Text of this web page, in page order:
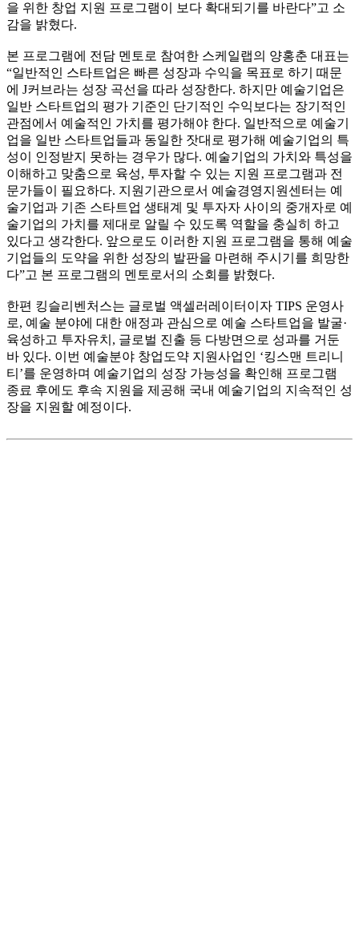
을 위한 창업 지원 프로그램이 보다 확대되기를 바란다”고 소
감을 밝혔다.
본 프로그램에 전담 멘토로 참여한 스케일랩의 양홍춘 대표는
“일반적인 스타트업은 빠른 성장과 수익을 목표로 하기 때문
에 J커브라는 성장 곡선을 따라 성장한다. 하지만 예술기업은
일반 스타트업의 평가 기준인 단기적인 수익보다는 장기적인
관점에서 예술적인 가치를 평가해야 한다. 일반적으로 예술기
업을 일반 스타트업들과 동일한 잣대로 평가해 예술기업의 특
성이 인정받지 못하는 경우가 많다. 예술기업의 가치와 특성을
이해하고 맞춤으로 육성, 투자할 수 있는 지원 프로그램과 전
문가들이 필요하다. 지원기관으로서 예술경영지원센터는 예
술기업과 기존 스타트업 생태계 및 투자자 사이의 중개자로 예
술기업의 가치를 제대로 알릴 수 있도록 역할을 충실히 하고
있다고 생각한다. 앞으로도 이러한 지원 프로그램을 통해 예술
기업들의 도약을 위한 성장의 발판을 마련해 주시기를 희망한
다”고 본 프로그램의 멘토로서의 소회를 밝혔다.
한편 킹슬리벤처스는 글로벌 액셀러레이터이자 TIPS 운영사
로, 예술 분야에 대한 애정과 관심으로 예술 스타트업을 발굴·
육성하고 투자유치, 글로벌 진출 등 다방면으로 성과를 거둔
바 있다. 이번 예술분야 창업도약 지원사업인 ‘킹스맨 트리니
티’를 운영하며 예술기업의 성장 가능성을 확인해 프로그램
종료 후에도 후속 지원을 제공해 국내 예술기업의 지속적인 성
장을 지원할 예정이다.